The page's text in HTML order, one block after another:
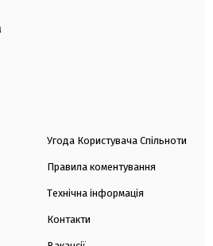
Угода Користувача Спільноти
Правила коментування
Технічна інформація
Контакти